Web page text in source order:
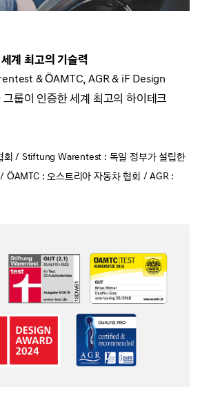
계 최고의 기술력
& ÖAMTC, AGR & iF Design
룹이 인증한 세계 최고의 하이테크
회 / Stiftung Warentest : 독일 정부가 설립한
ÖAMTC : 오스트리아 자동차 협회 / AGR :